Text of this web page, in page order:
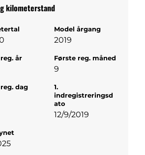
kilometerstand
Model årgang
2019
år Første reg. måned
9
dag
1.
indregistreringsd
ato
12/9/2019